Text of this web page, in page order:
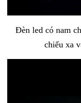
Đèn led có nam
chiếu xa